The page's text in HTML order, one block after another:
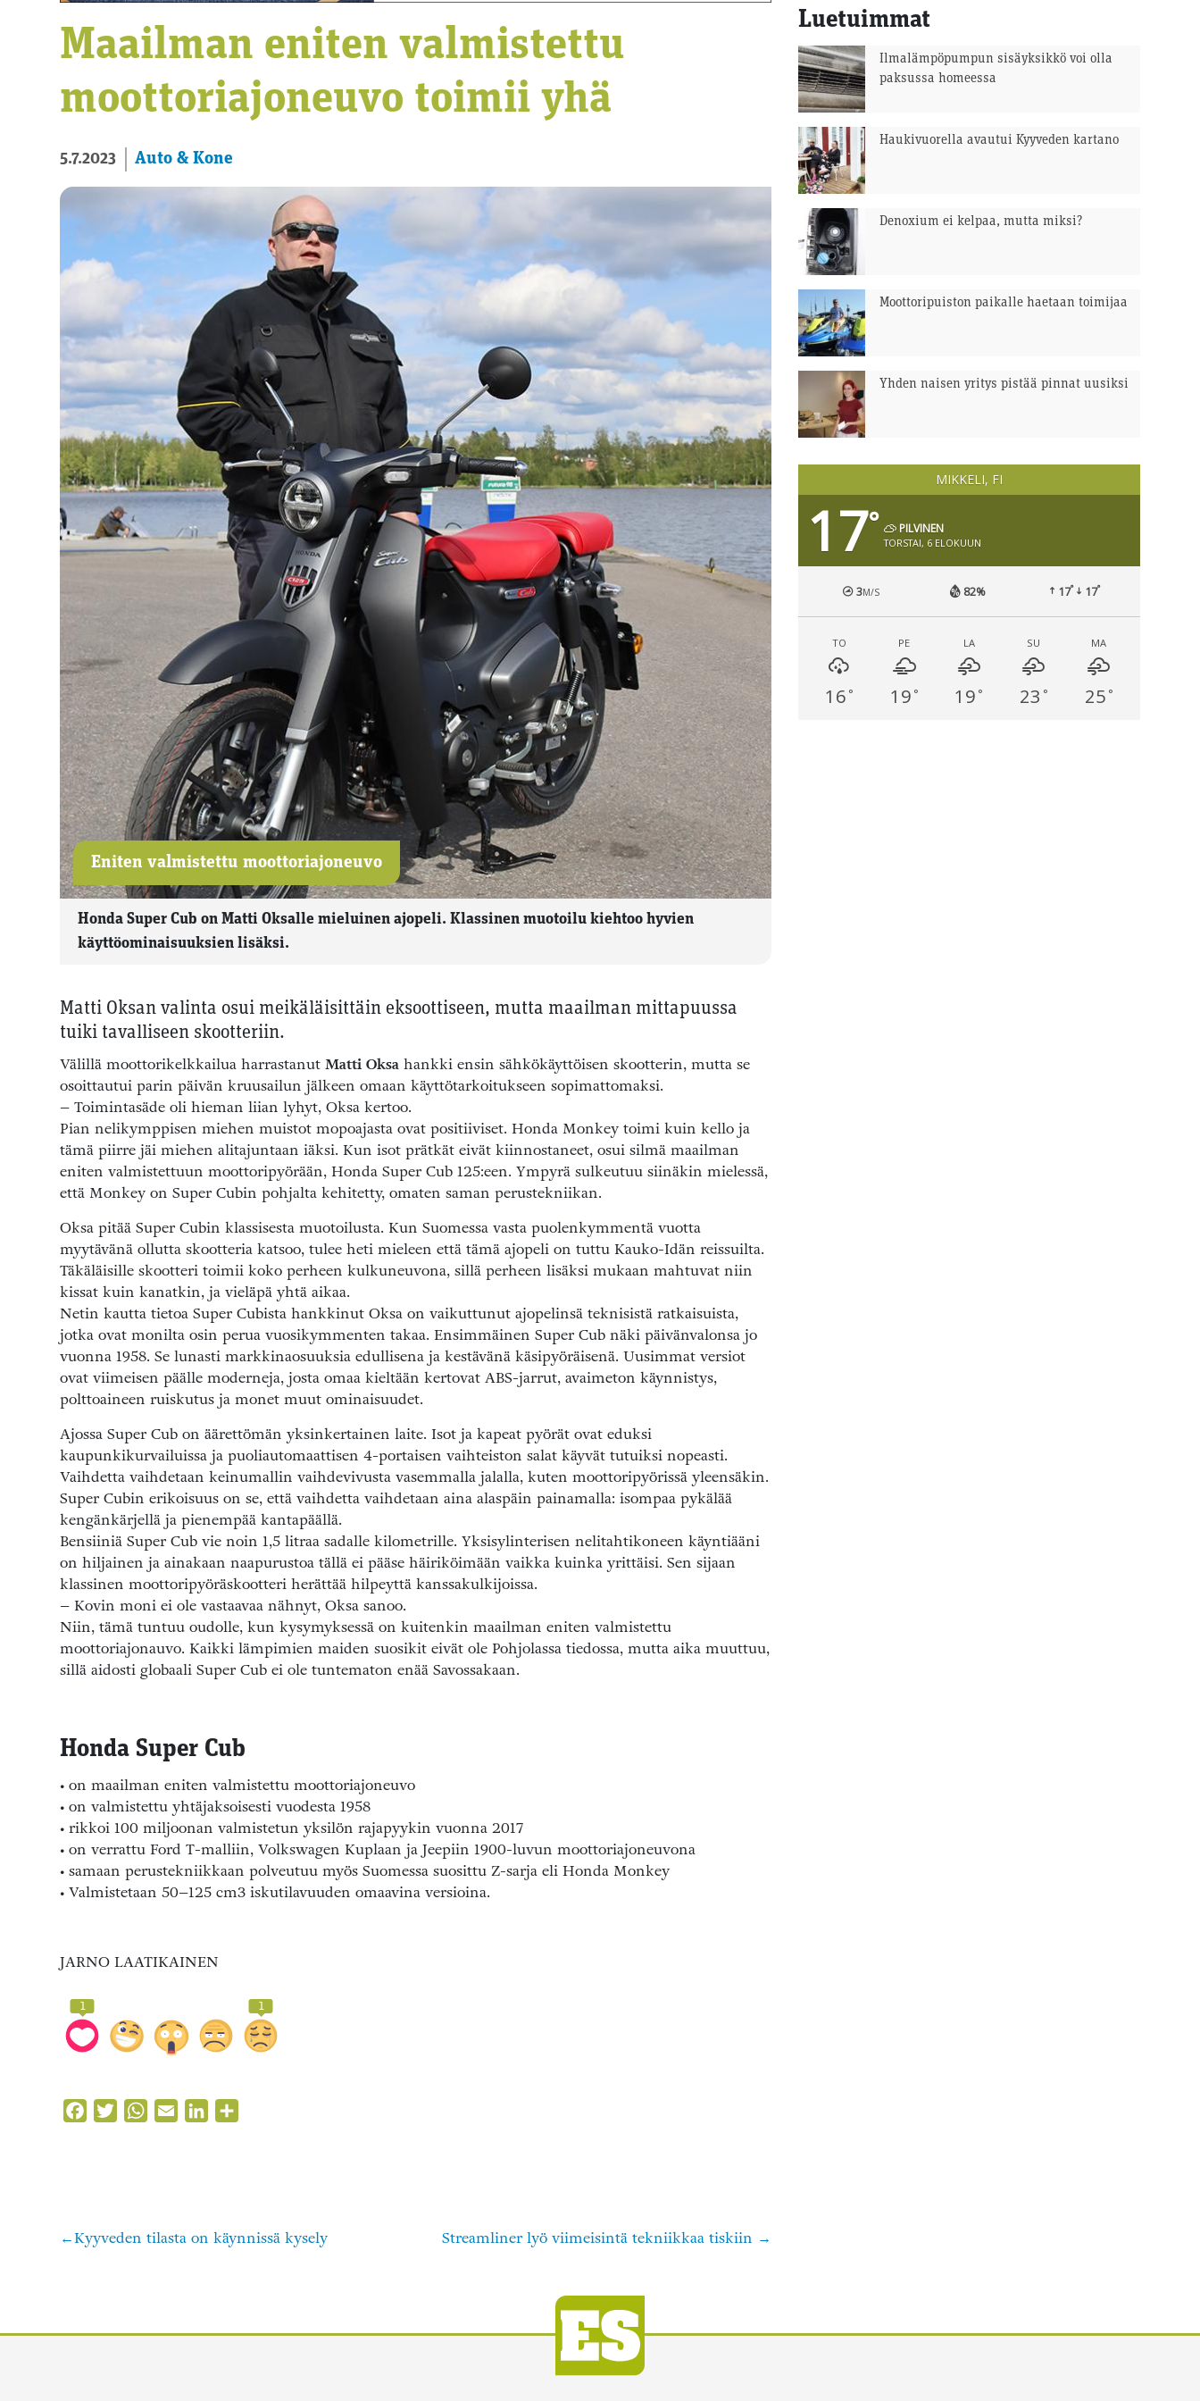
Maailman eniten valmistettu
moottoriajoneuvo toimii yhä
5.7.2023 Auto & Kone
Eniten valmistettu moottoriajoneuvo
Honda Super Cub on Matti Oksalle mieluinen ajopeli. Klassinen muotoilu kiehtoo hyvien
käyttöominaisuuksien lisäksi.
Matti Oksan valinta osui meikäläisittäin eksoottiseen, mutta maailman mittapuussa
tuiki tavalliseen skootteriin.
Välillä moottorikelkkailua harrastanut Matti Oksa hankki ensin sähkökäyttöisen skootterin, mutta se
osoittautui parin päivän kruusailun jälkeen omaan käyttötarkoitukseen sopimattomaksi.
– Toimintasäde oli hieman liian lyhyt, Oksa kertoo.
Pian nelikymppisen miehen muistot mopoajasta ovat positiiviset. Honda Monkey toimi kuin kello ja
tämä piirre jäi miehen alitajuntaan iäksi. Kun isot prätkät eivät kiinnostaneet, osui silmä maailman
eniten valmistettuun moottoripyörään, Honda Super Cub 125:een. Ympyrä sulkeutuu siinäkin mielessä,
että Monkey on Super Cubin pohjalta kehitetty, omaten saman perustekniikan.
Oksa pitää Super Cubin klassisesta muotoilusta. Kun Suomessa vasta puolenkymmentä vuotta
myytävänä ollutta skootteria katsoo, tulee heti mieleen että tämä ajopeli on tuttu Kauko-Idän reissuilta.
Täkäläisille skootteri toimii koko perheen kulkuneuvona, sillä perheen lisäksi mukaan mahtuvat niin
kissat kuin kanatkin, ja vieläpä yhtä aikaa.
Netin kautta tietoa Super Cubista hankkinut Oksa on vaikuttunut ajopelinsä teknisistä ratkaisuista,
jotka ovat monilta osin perua vuosikymmenten takaa. Ensimmäinen Super Cub näki päivänvalonsa jo
vuonna 1958. Se lunasti markkinaosuuksia edullisena ja kestävänä käsipyöräisenä. Uusimmat versiot
ovat viimeisen päälle moderneja, josta omaa kieltään kertovat ABS-jarrut, avaimeton käynnistys,
polttoaineen ruiskutus ja monet muut ominaisuudet.
Ajossa Super Cub on äärettömän yksinkertainen laite. Isot ja kapeat pyörät ovat eduksi
kaupunkikurvailuissa ja puoliautomaattisen 4-portaisen vaihteiston salat käyvät tutuiksi nopeasti.
Vaihdetta vaihdetaan keinumallin vaihdevivusta vasemmalla jalalla, kuten moottoripyörissä yleensäkin.
Super Cubin erikoisuus on se, että vaihdetta vaihdetaan aina alaspäin painamalla: isompaa pykälää
kengänkärjellä ja pienempää kantapäällä.
Bensiiniä Super Cub vie noin 1,5 litraa sadalle kilometrille. Yksisylinterisen nelitahtikoneen käyntiääni
on hiljainen ja ainakaan naapurustoa tällä ei pääse häiriköimään vaikka kuinka yrittäisi. Sen sijaan
klassinen moottoripyöräskootteri herättää hilpeyttä kanssakulkijoissa.
– Kovin moni ei ole vastaavaa nähnyt, Oksa sanoo.
Niin, tämä tuntuu oudolle, kun kysymyksessä on kuitenkin maailman eniten valmistettu
moottoriajonauvo. Kaikki lämpimien maiden suosikit eivät ole Pohjolassa tiedossa, mutta aika muuttuu,
sillä aidosti globaali Super Cub ei ole tuntematon enää Savossakaan.
Honda Super Cub
• on maailman eniten valmistettu moottoriajoneuvo
• on valmistettu yhtäjaksoisesti vuodesta 1958
• rikkoi 100 miljoonan valmistetun yksilön rajapyykin vuonna 2017
• on verrattu Ford T-malliin, Volkswagen Kuplaan ja Jeepiin 1900-luvun moottoriajoneuvona
• samaan perustekniikkaan polveutuu myös Suomessa suosittu Z-sarja eli Honda Monkey
• Valmistetaan 50–125 cm3 iskutilavuuden omaavina versioina.
JARNO LAATIKAINEN
1 1
FacebookTwitterWhatsApp
Email LinkedIn
Artikkelien
Kyyveden tilasta on käynnissä kysely Streamliner lyö viimeisintä tekniikkaa tiskiin
Luetuimmat
Ilmalämpöpumpun sisäyksikkö voi olla
paksussa homeessa
Haukivuorella avautui Kyyveden kartano
Denoxium ei kelpaa, mutta miksi?
Moottoripuiston paikalle haetaan toimijaa
Yhden naisen yritys pistää pinnat uusiksi
MIKKELI, FI
17° PILVINEN
TORSTAI, 6 ELOKUUN
3M/S 82% 17° 17°
TO
16 °
PE
19 °
LA
19 °
SU
23 °
MA
25 °